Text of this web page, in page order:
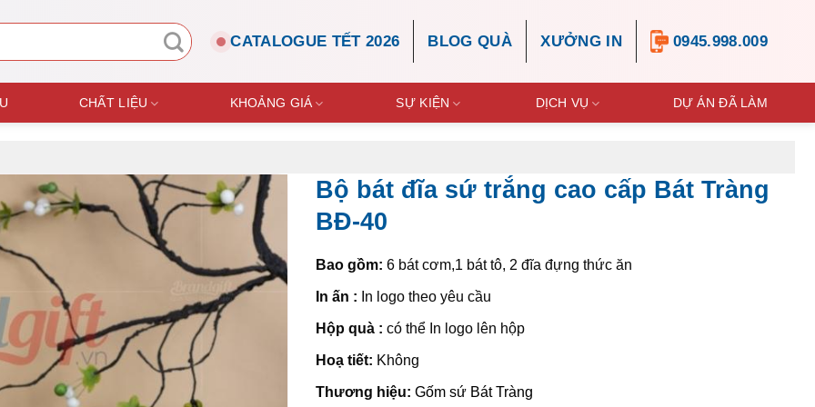
CATALOGUE TẾT 2026 BLOG QUÀ XƯỞNG IN 0945.998.009
CHẤT LIỆU KHOẢNG GIÁ SỰ KIỆN DỊCH VỤ DỰ ÁN ĐÃ LÀM
Bộ bát đĩa sứ trắng cao cấp Bát Tràng
BĐ-40
Bao gồm: 6 bát cơm,1 bát tô, 2 đĩa đựng thức ăn
In ấn : In logo theo yêu cầu
Hộp quà : có thể In logo lên hộp
Hoạ tiết: Không
Thương hiệu: Gốm sứ Bát Tràng